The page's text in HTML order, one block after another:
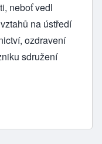
neboť vedl
na ústředí
ozdravení
sdružení